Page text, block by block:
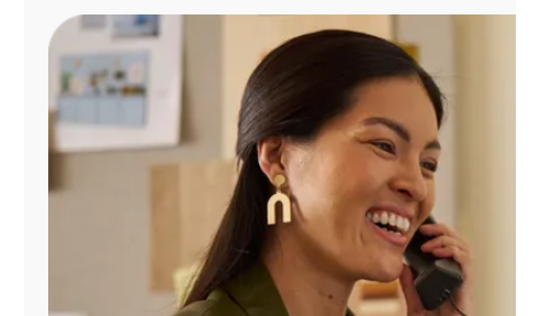
Administrar
cuenta
Encuentra
tienda